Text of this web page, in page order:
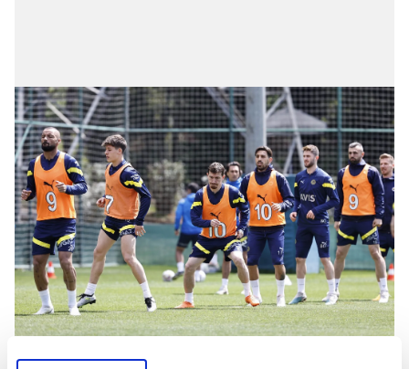
Jesus'un transferle ilgili 'takıma iyi katkı sağlar' dediği